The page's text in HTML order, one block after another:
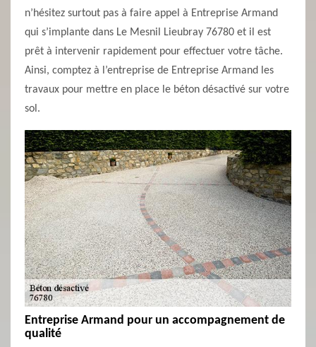
n’hésitez surtout pas à faire appel à Entreprise Armand
qui s’implante dans Le Mesnil Lieubray 76780 et il est
prêt à intervenir rapidement pour effectuer votre tâche.
Ainsi, comptez à l’entreprise de Entreprise Armand les
travaux pour mettre en place le béton désactivé sur votre
sol.
Entreprise Armand pour un accompagnement de
qualité